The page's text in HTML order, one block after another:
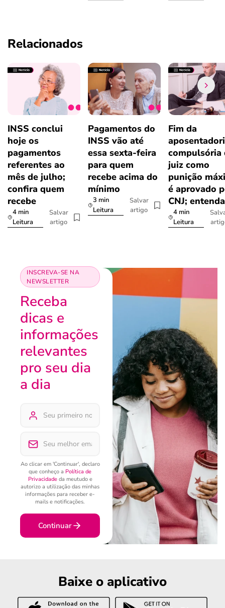
Relacionados
INSS conclui
hoje os
pagamentos
referentes ao
mês de julho;
confira quem
recebe
4 min
Leitura
Salvar
artigo
Pagamentos do
INSS vão até
essa sexta-feira
para quem
recebe acima do
mínimo
3 min
Leitura
Salvar
artigo
Fim da
compulsória
juiz como
punição
é aprovado
CNJ; entenda
4 min
Leitura
INSCREVA-SE NA
NEWSLETTER
Receba
dicas e
informações
relevantes
pro seu dia
a dia
Ao clicar em 'Continuar', declaro
que conheço a Política de
Privacidadeda meutudo e
autorizo a utilização das minhas
informações para receber e-
mails e notificações.
Continuar
Baixe o aplicativo